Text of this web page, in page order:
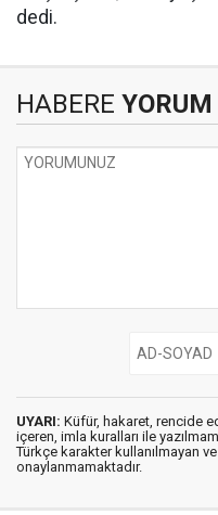
dedi.
HABERE
UYARI: Küfür, hakaret, rencide
içeren, imla kuralları ile
Türkçe karakter kullanılmayan
onaylanmamaktadır.